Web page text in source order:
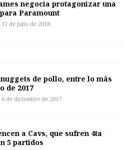
negocia protagonizar una
Paramount
de julio de 2018
nuggets de pollo, entre lo más
de 2017
de diciembre de 2017
a Cavs, que sufren 4ta
5 partidos